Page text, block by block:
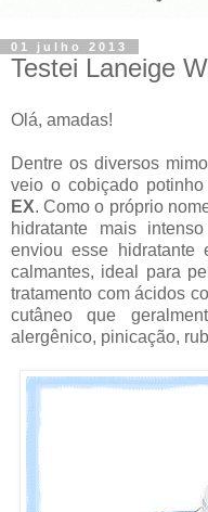
01 julho 2013
Testei Laneige
Olá, amadas!
Dentre os diversos
veio o cobiçado
EX. Como o próprio
hidratante mais
enviou esse hidratante
calmantes, ideal para
tratamento com ácidos
cutâneo que
alergênico, pinicação,